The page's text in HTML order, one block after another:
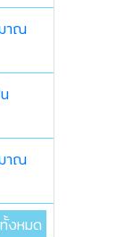
าณ
าณ
งหมด